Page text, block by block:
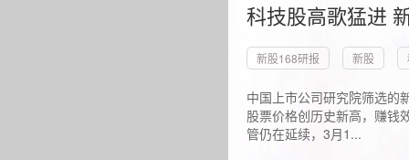
科技股高歌猛进
新股168研报 新股
中国上市公司研究院筛选的
股票价格创历史新高，赚钱
管仍在延续，3月1...